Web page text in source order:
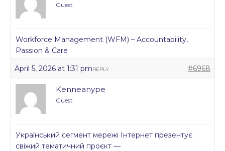
Guest
Workforce Management (WFM) – Accountability,
Passion & Care
April 5, 2026 at 1:31 pm
#6968
REPLY
Kenneanype
Guest
Український сегмент мережі Інтернет презентує
свіжий тематичний проєкт —